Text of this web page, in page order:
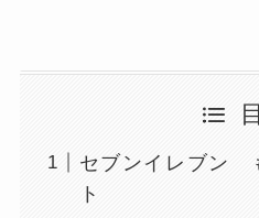
セブンイレブン
ト